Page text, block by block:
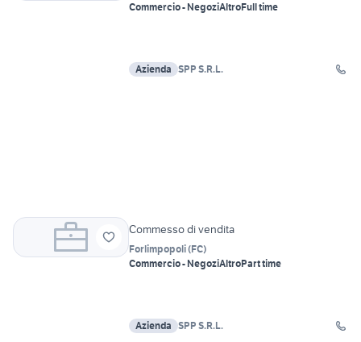
Commercio - NegoziAltroFull time
Azienda SPP S.R.L.
Commesso di vendita
Forlimpopoli(FC)
Commercio - NegoziAltroPart time
Azienda SPP S.R.L.